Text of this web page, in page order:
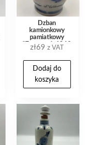
Dzban
kamionkowy
pamiatkowy
l’Estema ok.1960
niebieski ornament
zł69 z VAT
Dodaj do
koszyka